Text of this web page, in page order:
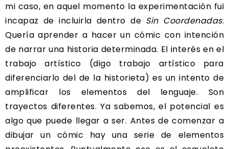
mi caso, en aquel momento la experimentación fui
incapaz de incluirla dentro de Sin Coordenadas.
Quería aprender a hacer un cómic con intención
de narrar una historia determinada. El interés en el
trabajo artístico (digo trabajo artístico para
diferenciarlo del de la historieta) es un intento de
amplificar los elementos del lenguaje. Son
trayectos diferentes. Ya sabemos, el potencial es
algo que puede llegar a ser. Antes de comenzar a
dibujar un cómic hay una serie de elementos